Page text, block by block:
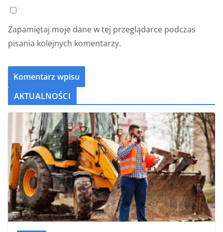
Zapamiętaj moje dane w tej przeglądarce podczas
pisania kolejnych komentarzy.
AKTUALNOŚCI